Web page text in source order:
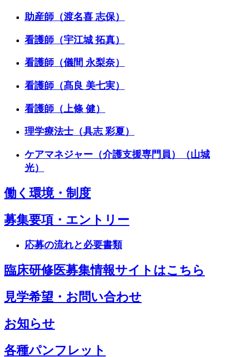
助産師（渡名喜 志保）
看護師（宇江城 拓真）
看護師（儀間 永梨奈）
看護師（髙良 美七実）
看護師（上條 健）
理学療法士（具志 彩夏）
ケアマネジャー（介護支援専門員）（山城
光）
働く環境・制度
募集要項・エントリー
応募の流れと必要書類
臨床研修医募集情報サイトはこちら
見学希望・お問い合わせ
お知らせ
各種パンフレット